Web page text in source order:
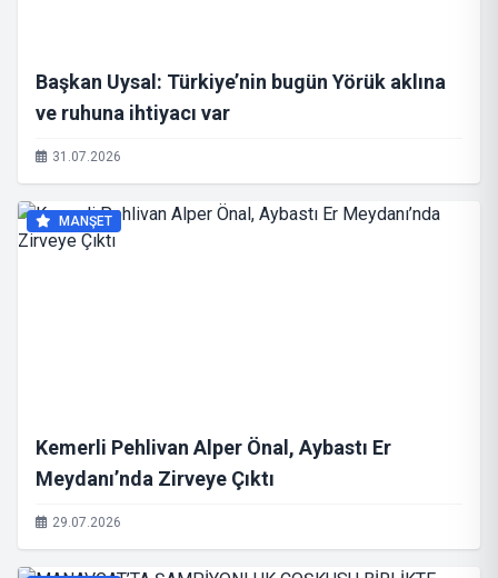
Başkan Uysal: Türkiye’nin bugün Yörük aklına
ve ruhuna ihtiyacı var
31.07.2026
MANŞET
Kemerli Pehlivan Alper Önal, Aybastı Er
Meydanı’nda Zirveye Çıktı
29.07.2026